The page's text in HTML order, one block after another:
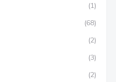
(1)
(68)
(2)
(3)
(2)